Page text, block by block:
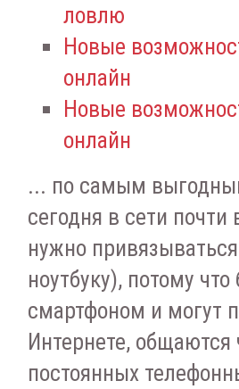
ловлю
Новые
онлайн
Новые
онлайн
... по самым
сегодня в сети
нужно
ноутбуку), потому
смартфоном и могут
Интернете, общаются
постоянных